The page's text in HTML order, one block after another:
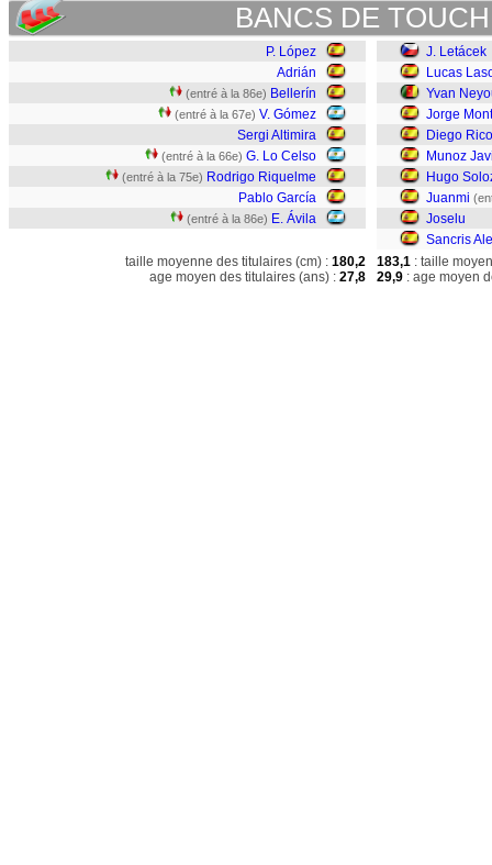
BANCS DE
P. López
Adrián
(entré à la 86e) Bellerín
(entré à la 67e) V. Gómez
Sergi Altimira
(entré à la 66e) G. Lo Celso
(entré à la 75e) Rodrigo Riquelme
Pablo García
(entré à la 86e) E. Ávila
J. Letácek
Lucas
Yvan
Jorge
Diego Rico
Munoz
Hugo
Juanmi
Joselu
Sancris
taille moyenne des titulaires (cm) : 180,2
age moyen des titulaires (ans) : 27,8
183,1 : taille
29,9 : age moyen